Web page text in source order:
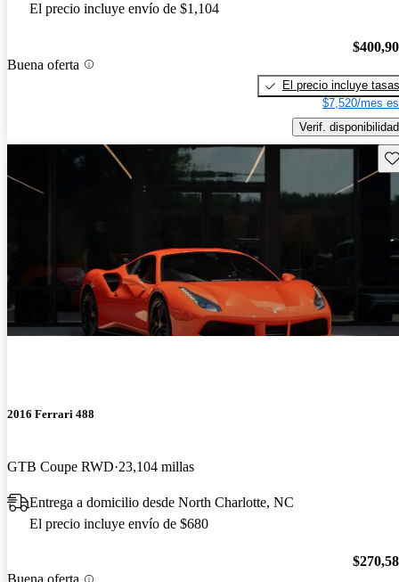
El precio incluye envío de $1,104
Buena oferta
El precio incluye tasas
$7,520/mes
Verif. disponibilidad
2016 Ferrari 488
GTB Coupe RWD 23,104 millas
Entrega a domicilio desde North Charlotte, NC
El precio incluye envío de $680